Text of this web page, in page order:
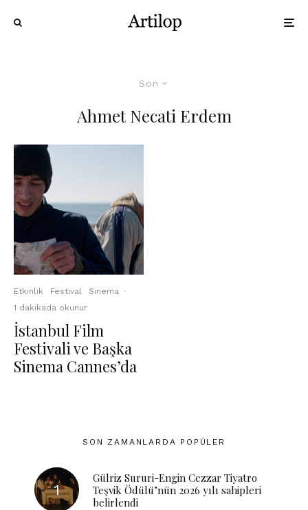
Son
Ahmet Necati Erdem
Etkinlik Festival Sinema ·
1 dakikada okunur
İstanbul Film
Festivali ve Başka
Sinema Cannes’da
SON ZAMANLARDA POPÜLER
Gülriz Sururi-Engin Cezzar Tiyatro
Teşvik Ödülü’nün 2026 yılı sahipleri
belirlendi